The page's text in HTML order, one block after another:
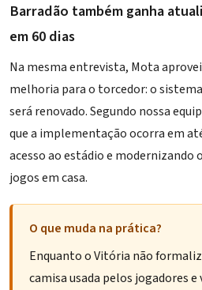
Barradão também ganha
em 60 dias
Na mesma entrevista, Mota
melhoria para o torcedor: o
será renovado. Segundo nossa
que a implementação ocorra em
acesso ao estádio e modernizando
jogos em casa.
O que muda na prática?
Enquanto o Vitória não
camisa usada pelos jogadores e